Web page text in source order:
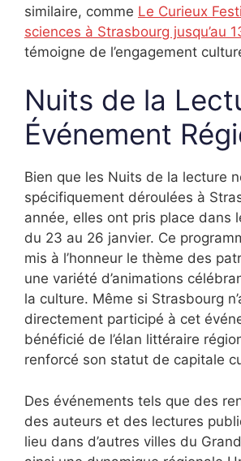
similaire, comme Le Curieux
sciences à Strasbourg jusqu’au
témoigne de l’engagement
Nuits de la
Événement
Bien que les Nuits de la lecture
spécifiquement déroulées à
année, elles ont pris place dans
du 23 au 26 janvier. Ce
mis à l’honneur le thème des
une variété d’animations
la culture. Même si Strasbourg
directement participé à cet
bénéficié de l’élan littéraire
renforcé son statut de capitale
Des événements tels que des
des auteurs et des lectures
lieu dans d’autres villes du